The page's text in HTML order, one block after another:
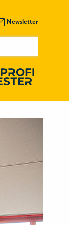
Newsletter